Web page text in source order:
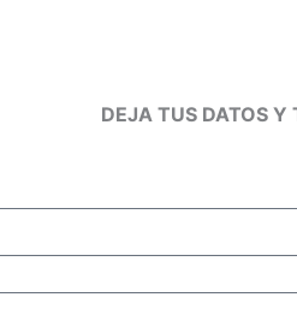
Y TE